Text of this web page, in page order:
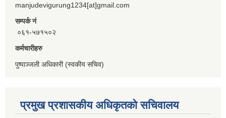
manjudevigurung1234[at]gmail.com
सम्पर्क नं
०६१-५७१५०२
कर्मचारीहरु
पुष्पाञ्जली अधिकारी (स्वकीय सचिव)
प्रमुख प्रशासकीय अधिकृतको सचिवालय